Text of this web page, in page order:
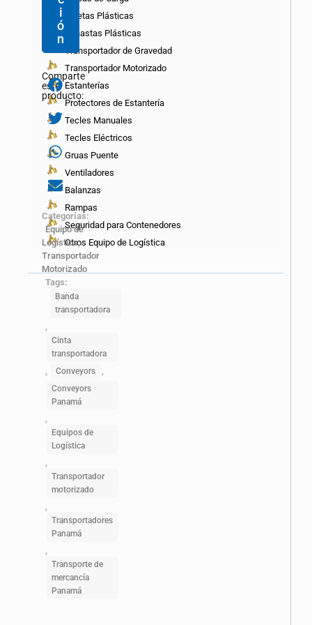
Paletas Plásticas
Canastas Plásticas
Transportador de Gravedad
Transportador Motorizado
Estanterías
Protectores de Estantería
Tecles Manuales
Tecles Eléctricos
Gruas Puente
Ventiladores
Balanzas
Rampas
Seguridad para Contenedores
Otros Equipo de Logística
i
ó
n
Comparte
este
producto:
Categorías:
Equipo de
Logística,
Transportador
Motorizado
Tags:
Banda
transportadora
,
Cinta
transportadora
, Conveyors ,
Conveyors
Panamá
,
Equipos de
Logística
,
Transportador
motorizado
,
Transportadores
Panamá
,
Transporte de
mercancía
Panamá